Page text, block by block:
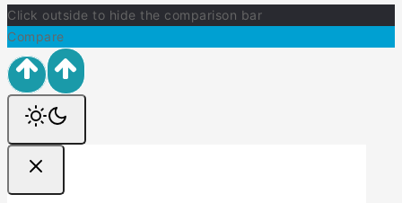
Click outside to hide the comparison bar
Compare